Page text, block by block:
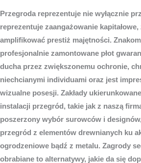
Przegroda reprezentuje nie wyłącznie
reprezentuje zaangażowanie
amplifikować prestiż majętności.
profesjonalnie zamontowane płot
ducha przez zwiększonemu ochronie,
niechcianymi individuami oraz jest
wizualne posesji. Zakłady
instalacji przegród, takie jak z naszą
poszerzony wybór surowców i
przegród z elementów drewnianych ku
ogrodzeniowe bądź z metalu. Zagrody
obrabiane to alternatywy, jakie da się